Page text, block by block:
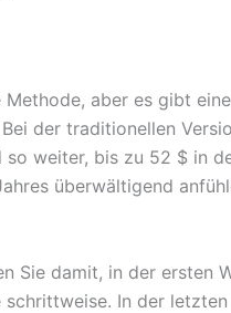
aber es gibt
der traditionellen
weiter, bis zu 52 $ in
überwältigend
Sie damit, in der ersten
In der